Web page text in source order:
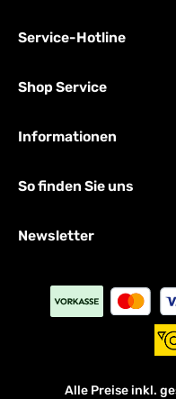
Service-Hotline
Shop Service
Informationen
So finden Sie uns
Newsletter
Alle Preise inkl.